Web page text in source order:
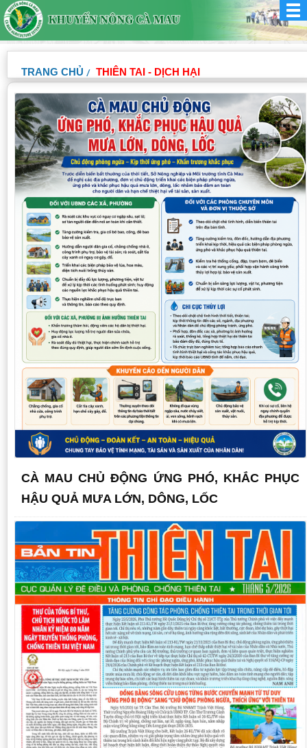
TRANG CHỦ THIÊN TAI - DỊCH HẠI
CÀ MAU CHỦ ĐỘNG ỨNG PHÓ, KHẮC PHỤC
HẬU QUẢ MƯA LỚN, DÔNG, LỐC